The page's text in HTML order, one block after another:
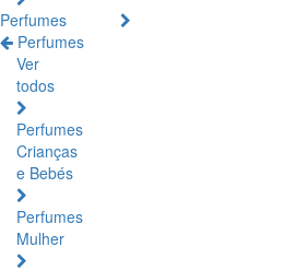
Perfumes
Perfumes
Ver
todos
Perfumes
Crianças
e Bebés
Perfumes
Mulher